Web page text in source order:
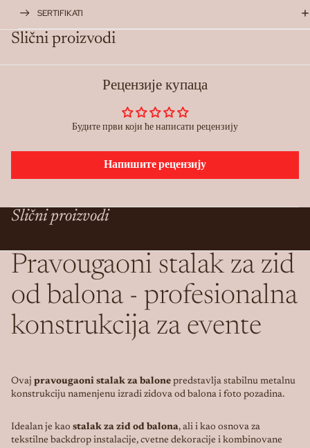
SERTIFIKATI
Slični proizvodi
Рецензије купаца
Будите први који ће написати рецензију
Напишите рецензију
Slični proizvodi
Pravougaoni stalak za zid
od balona - profesionalna
konstrukcija za evente
Ovaj pravougaoni stalak za balone predstavlja stabilnu metalnu
konstrukciju namenjenu izradi zidova od balona i foto pozadina.
Idealan je kao stalak za zid od balona, ali i kao osnova za
tekstilne backdrop instalacije, cvetne dekoracije i kombinovane